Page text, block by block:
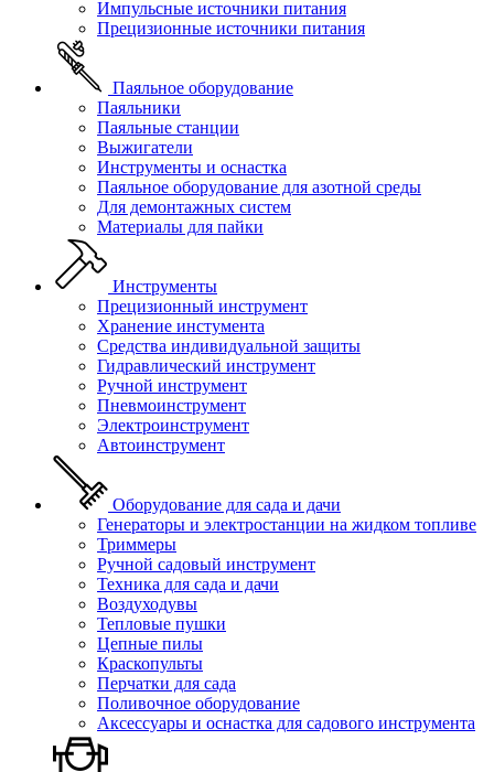
Импульсные источники питания
Прецизионные источники питания
Паяльное оборудование
Паяльники
Паяльные станции
Выжигатели
Инструменты и оснастка
Паяльное оборудование для азотной среды
Для демонтажных систем
Материалы для пайки
Инструменты
Прецизионный инструмент
Хранение инстумента
Средства индивидуальной защиты
Гидравлический инструмент
Ручной инструмент
Пневмоинструмент
Электроинструмент
Автоинструмент
Оборудование для сада и дачи
Генераторы и электростанции на жидком топливе
Триммеры
Ручной садовый инструмент
Техника для сада и дачи
Воздуходувы
Тепловые пушки
Цепные пилы
Краскопульты
Перчатки для сада
Поливочное оборудование
Аксессуары и оснастка для садового инструмента